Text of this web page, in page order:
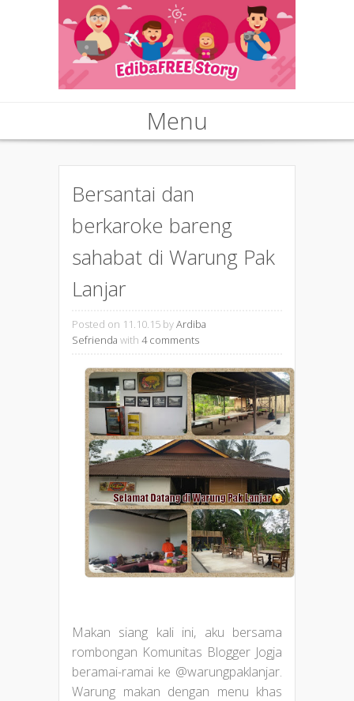
Menu
Bersantai dan
berkaroke bareng
sahabat di Warung Pak
Lanjar
Posted on 11.10.15 byArdiba
Sefrienda with 4 comments
Makan siang kali ini, aku bersama
rombongan Komunitas Blogger Jogja
beramai-ramai ke @warungpaklanjar.
Warung makan dengan menu khas